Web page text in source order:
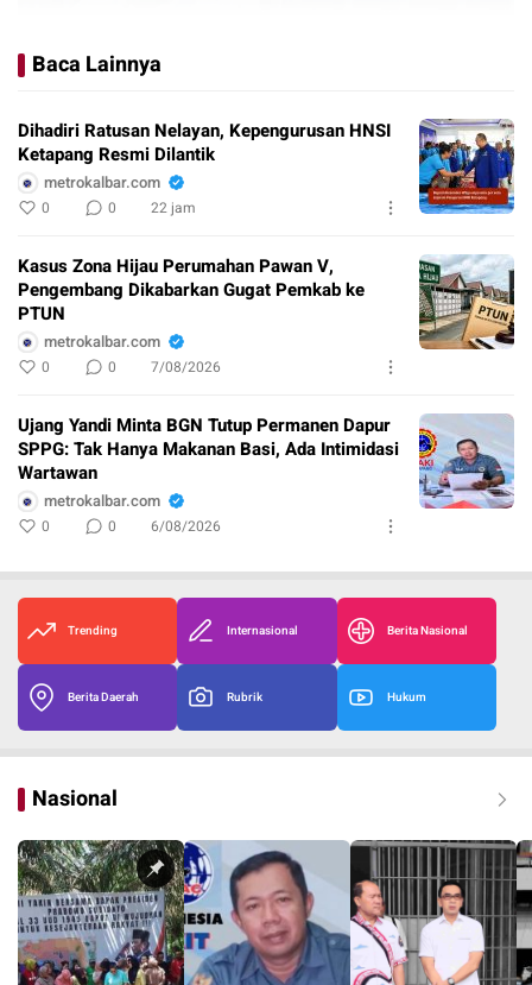
Baca Lainnya
Dihadiri Ratusan Nelayan, Kepengurusan HNSI
Ketapang Resmi Dilantik
metrokalbar.com
0 0 22 jam
Kasus Zona Hijau Perumahan Pawan V,
Pengembang Dikabarkan Gugat Pemkab ke
PTUN
metrokalbar.com
0 0 7/08/2026
Ujang Yandi Minta BGN Tutup Permanen Dapur
SPPG: Tak Hanya Makanan Basi, Ada Intimidasi
Wartawan
metrokalbar.com
0 0 6/08/2026
Trending Internasional Berita Nasional
Berita Daerah Rubrik Hukum
Nasional